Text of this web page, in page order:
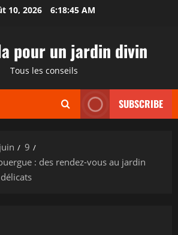
10, 2026 6:18:46 AM
pour un jardin divin
Tous les conseils
SUBSCRIBE
juin
9
: des rendez-vous au jardin